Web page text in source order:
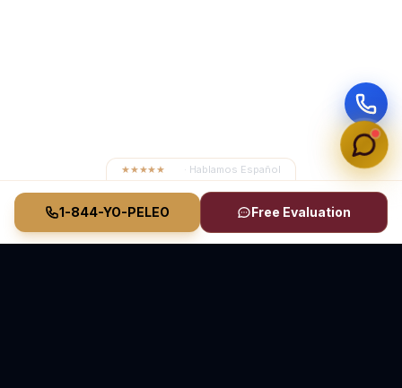
★★★★★ · Hablamos Español
1-844-YO-PELEO Free Evaluation